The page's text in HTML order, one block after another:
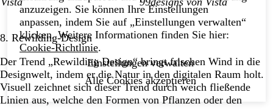
8. Rewilding-Design
Der Trend „Rewilding Design“ bringt frischen Wind in die
Designwelt, indem er die Natur in den digitalen Raum holt.
Visuell zeichnet sich dieser Trend durch weich fließende
Linien aus, welche den Formen von Pflanzen oder den
anzuzeigen. Sie können Ihre Einstellungen
anpassen, indem Sie auf „Einstellungen verwalten“
klicken. Weitere Informationen finden Sie hier:
Cookie-Richtlinie.
Einstellungen verwalten
Alle Cookies akzeptieren